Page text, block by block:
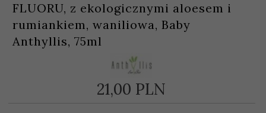
FLUORU, z ekologicznymi aloesem i
rumiankiem, waniliowa, Baby
Anthyllis, 75ml
21,00 PLN